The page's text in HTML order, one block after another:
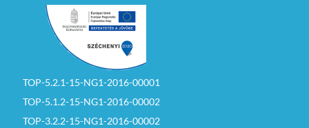
TOP-5.2.1-15-NG1-2016-00001
TOP-5.1.2-15-NG1-2016-00002
TOP-3.2.2-15-NG1-2016-00002